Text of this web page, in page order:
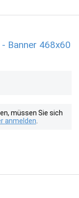
Banner 468x60
müssen Sie sich
anmelden